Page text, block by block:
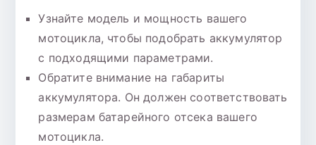
Узнайте модель и мощность вашего
мотоцикла, чтобы подобрать аккумулятор
с подходящими параметрами.
Обратите внимание на габариты
аккумулятора. Он должен соответствовать
размерам батарейного отсека вашего
мотоцикла.